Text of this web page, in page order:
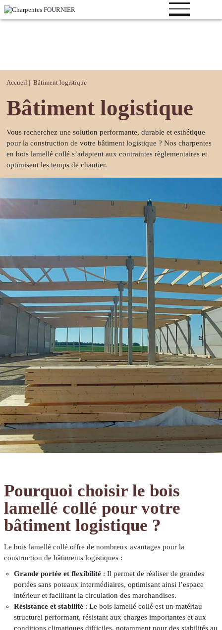
Votre
projet
Bâtiment
Bâtiment
industriel
Bâtiment de
tertiaire
Réalisations
L’entreprise
Notre
histoire
L’atelier
Cambium
Nos
engagements
Certifications
Carrières
Actualités
Conception
Fabrication
Pose
Accueil || Bâtiment logistique
Bâtiment logistique
Vous recherchez une solution performante, durable et esthétique
pour la construction de votre bâtiment logistique ? Nos charpentes
en bois lamellé collé s’adaptent aux contraintes règlementaires et
optimisent les temps de chantier.
Pourquoi choisir le bois
lamellé collé pour votre
bâtiment logistique ?
Le bois lamellé collé offre de nombreux avantages pour la
construction de bâtiments logistiques :
Grande portée et flexibilité : Il permet de réaliser de grandes
portées sans poteaux intermédiaires, optimisant ainsi l’espace
intérieur et facilitant la circulation des marchandises.
Résistance et stabilité: Le bois lamellé collé est un matériau
structurel performant, résistant aux charges importantes et aux
conditions climatiques difficiles, notamment pour des stabilités au